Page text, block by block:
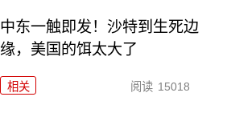
中东一触即发！沙特到生死边
缘，美国的饵太大了
相关 阅读 15018